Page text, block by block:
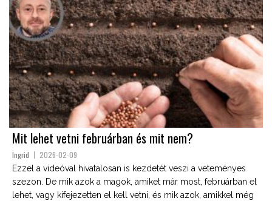
Mit lehet vetni februárban és mit nem?
Ingrid 2026-02-09
Ezzel a videóval hivatalosan is kezdetét veszi a veteményes
szezon. De mik azok a magok, amiket már most, februárban el
lehet, vagy kifejezetten el kell vetni, és mik azok, amikkel még